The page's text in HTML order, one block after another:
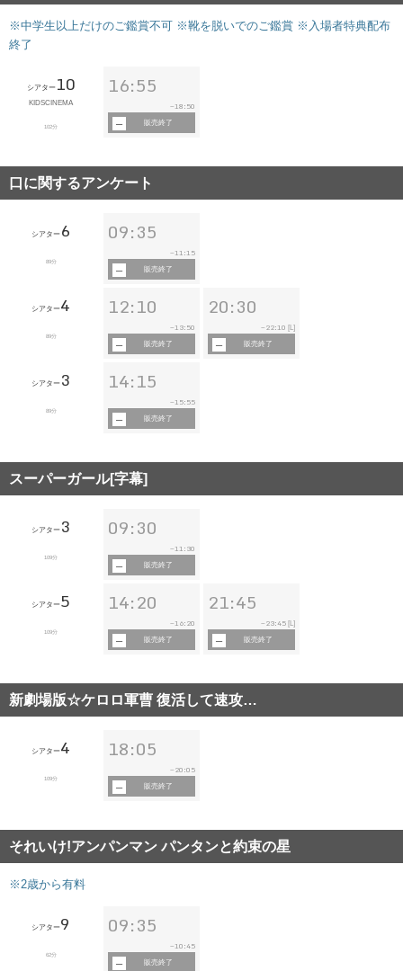
※中学生以上だけのご鑑賞不可 ※靴を脱いでのご鑑賞 ※入場者特典配布
終了
シアター10
KIDSCINEMA
102分
16:55
~18:50
販売終了
口に関するアンケート
シアター 6
89分
09:35
~11:15
販売終了
シアター4
89分
12:10
~13:50
販売終了
20:30
~ 22:10 [L]
販売終了
シアター 3
89分
14:15
~15:55
販売終了
スーパーガール[字幕]
シアター 3
109分
09:30
~11:30
販売終了
シアター5
109分
14:20
~16:20
販売終了
21:45
~ 23:45 [L]
販売終了
新劇場版☆ケロロ軍曹 復活して速攻…
シアター4
109分
18:05
~ 20:05
販売終了
それいけ!アンパンマン パンタンと約束の星
※2歳から有料
シアター9
62分
09:35
~10:45
販売終了